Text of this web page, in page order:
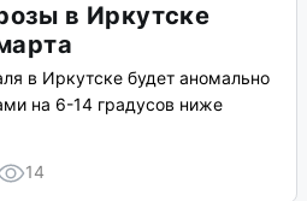
в Иркутске
в Иркутске будет аномально
на 6-14 градусов ниже
14